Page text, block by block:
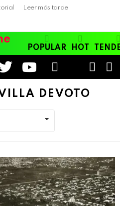
Leer más tarde
POPULAR HOT
twitter youtube
SKIN
DEVOTO